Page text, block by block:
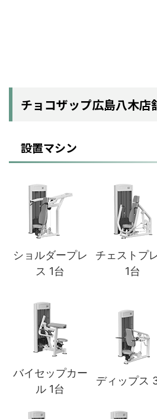
チョコザップ広島八木店
設置マシン
ショルダープレ
ス 1台
チェストプ
1台
バイセップカー
ル 1台
ディップス